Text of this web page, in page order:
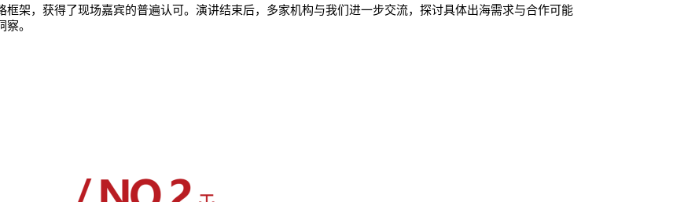
架，获得了现场嘉宾的普遍认可。演讲结束后，多家机构与我们进一步交流，探讨具体出海需求与合作可能
。